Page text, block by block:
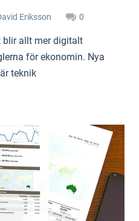
Eriksson 0
blir allt mer digitalt
för ekonomin. Nya
teknik